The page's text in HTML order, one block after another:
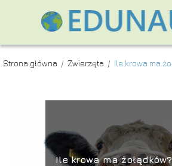
Strona główna / Zwierzęta / Ile krowa ma
Ile krowa ma żołądków?